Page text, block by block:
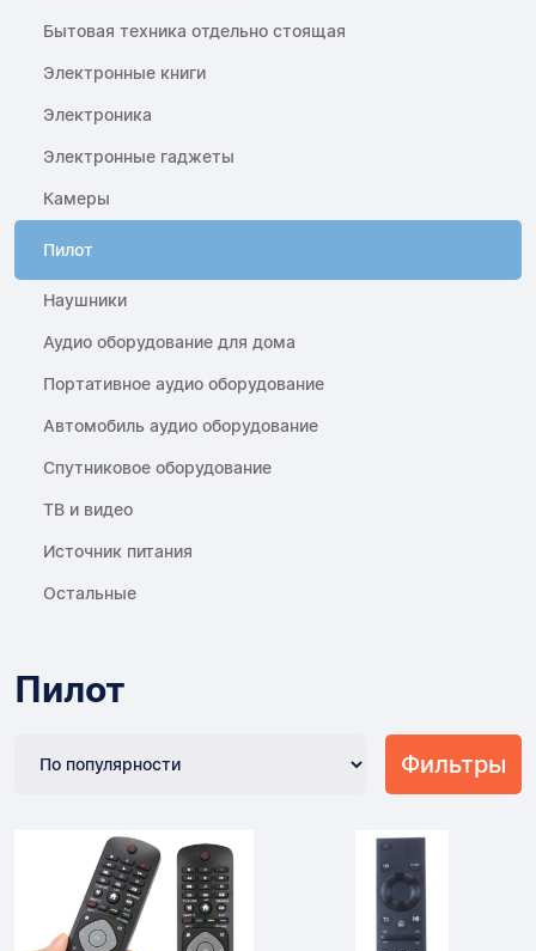
Бытовая техника отдельно стоящая
Электронные книги
Электроника
Электронные гаджеты
Камеры
Пилот
Наушники
Аудио оборудование для дома
Портативное аудио оборудование
Автомобиль аудио оборудование
Спутниковое оборудование
ТВ и видео
Источник питания
Остальные
Пилот
Фильтры